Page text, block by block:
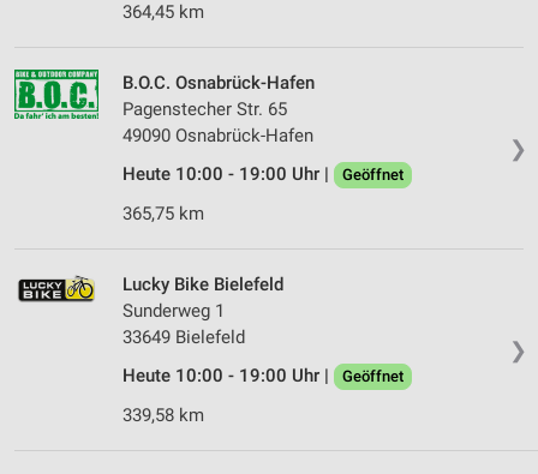
364,45 km
❯
B.O.C. Osnabrück-Hafen
Pagenstecher Str. 65
49090 Osnabrück-Hafen
Heute 10:00 - 19:00 Uhr |
Geöffnet
365,75 km
❯
Lucky Bike Bielefeld
Sunderweg 1
33649 Bielefeld
Heute 10:00 - 19:00 Uhr |
Geöffnet
339,58 km